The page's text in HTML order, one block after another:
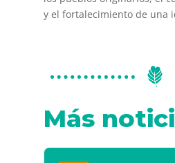
y el fortalecimiento de una
Más